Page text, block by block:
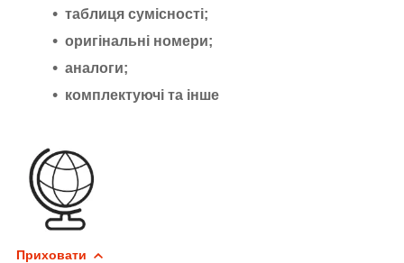
таблиця сумісності;
оригінальні номери;
аналоги;
комплектуючі та інше
Приховати